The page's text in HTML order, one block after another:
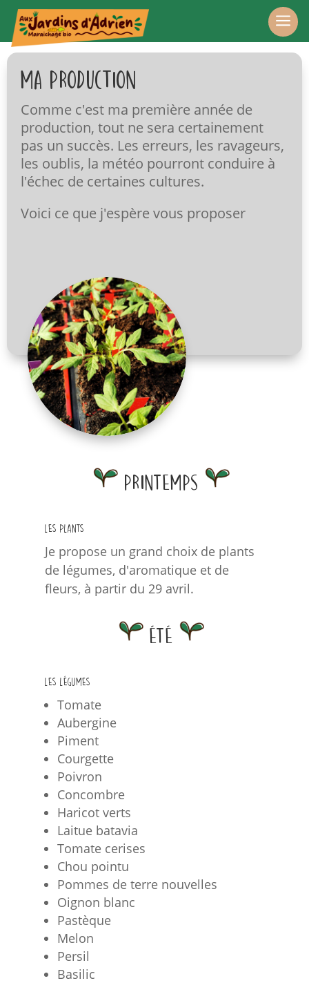
a
Ma production
Comme c'est ma première année de
production, tout ne sera certainement
pas un succès. Les erreurs, les ravageurs,
les oublis, la météo pourront conduire à
l'échec de certaines cultures.
Voici ce que j'espère vous proposer
Printemps
Les plants
Je propose un grand choix de plants
de légumes, d'aromatique et de
fleurs, à partir du 29 avril.
été
Les légumes
Tomate
Aubergine
Piment
Courgette
Poivron
Concombre
Haricot verts
Laitue batavia
Tomate cerises
Chou pointu
Pommes de terre nouvelles
Oignon blanc
Pastèque
Melon
Persil
Basilic